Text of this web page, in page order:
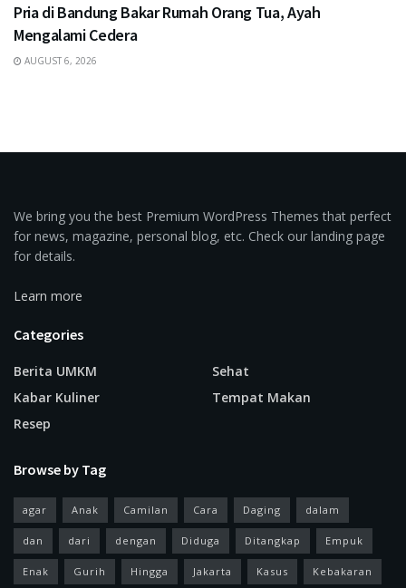
Pria di Bandung Bakar Rumah Orang Tua, Ayah
Mengalami Cedera
AUGUST 6, 2026
We bring you the best Premium WordPress Themes that perfect
for news, magazine, personal blog, etc. Check our landing page
for details.
Learn more
Categories
Berita UMKM
Kabar Kuliner
Resep
Sehat
Tempat Makan
Browse by Tag
agar Anak Camilan Cara Daging dalam
dan dari dengan Diduga Ditangkap Empuk
Enak Gurih Hingga Jakarta Kasus Kebakaran